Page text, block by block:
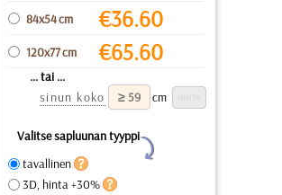
84x54 cm €36.60
120x77 cm €65.60
... tai ...
sinun koko
cm
Valitse sapluunan tyyppi
Y
tavallinen
3D, hinta +30%